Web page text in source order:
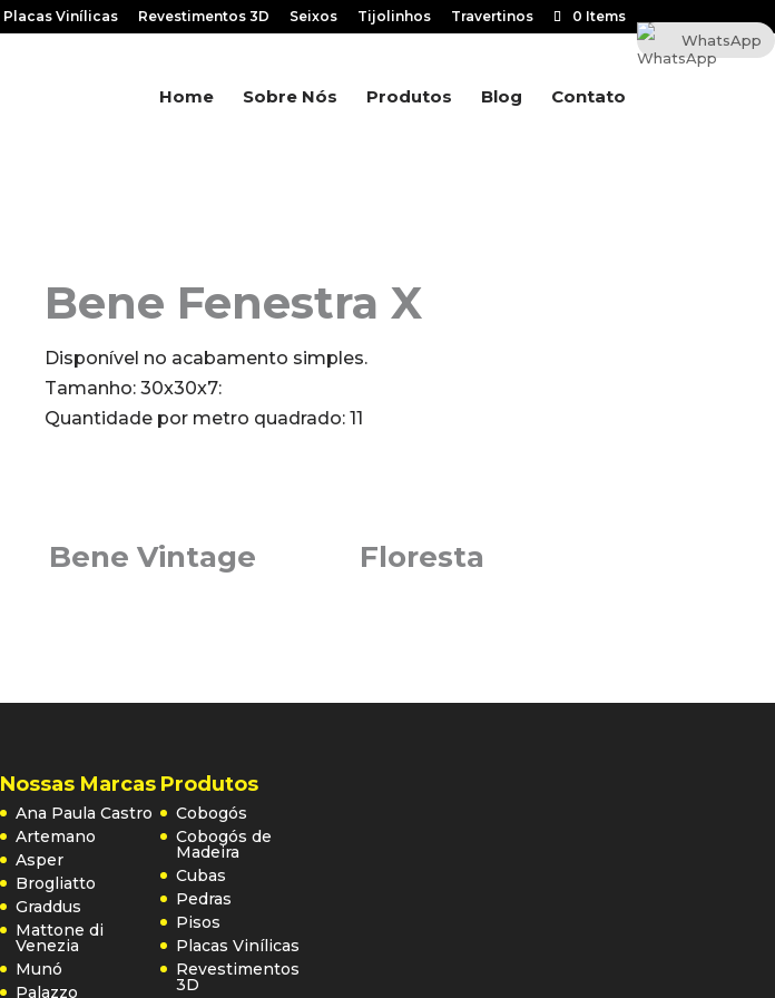
Placas Vinílicas Revestimentos 3D Seixos Tijolinhos Travertinos 0 Items
Home Sobre Nós Produtos Blog Contato
Bene Fenestra X
Disponível no acabamento simples.
Tamanho: 30x30x7:
Quantidade por metro quadrado: 11
Bene Vintage Floresta
Nossas Marcas
Ana Paula Castro
Artemano
Asper
Brogliatto
Graddus
Mattone di
Venezia
Munó
Palazzo
Produtos
Cobogós
Cobogós de
Madeira
Cubas
Pedras
Pisos
Placas Vinílicas
Revestimentos
3D
WhatsApp